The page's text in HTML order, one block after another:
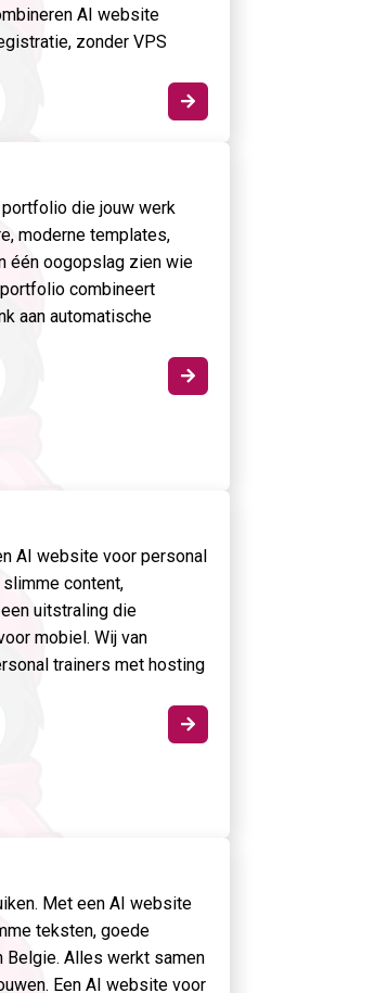
AI website
zonder VPS

die jouw werk
moderne templates,
één oogopslag zien wie
combineert
aan automatische

AI website voor personal
content,
uitstraling die
mobiel. Wij van
trainers met hosting

Met een AI website
teksten, goede
Belgie. Alles werkt samen
Een AI website voor